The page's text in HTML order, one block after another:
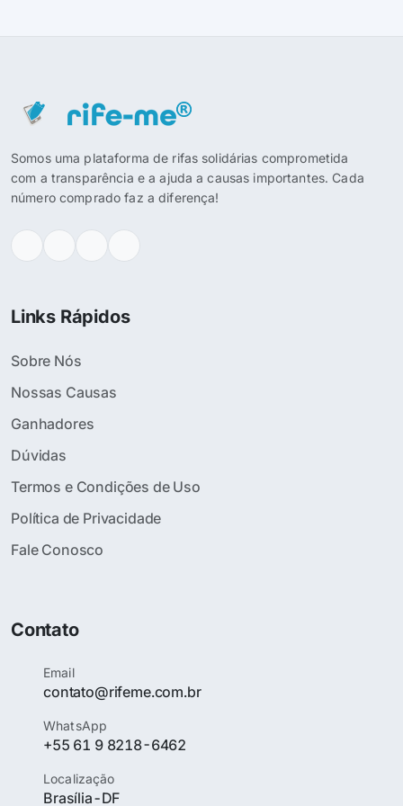
Somos uma plataforma de rifas solidárias comprometida
com a transparência e a ajuda a causas importantes. Cada
número comprado faz a diferença!
Links Rápidos
Sobre Nós
Nossas Causas
Ganhadores
Dúvidas
Termos e Condições de Uso
Política de Privacidade
Fale Conosco
Contato
Email
contato@rifeme.com.br
WhatsApp
+55 61 9 8218-6462
Localização
Brasília-DF